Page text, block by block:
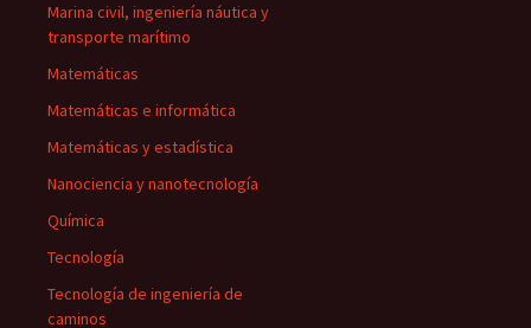
Marina civil, ingeniería náutica y
transporte marítimo
Matemáticas
Matemáticas e informática
Matemáticas y estadística
Nanociencia y nanotecnología
Química
Tecnología
Tecnología de ingeniería de
caminos